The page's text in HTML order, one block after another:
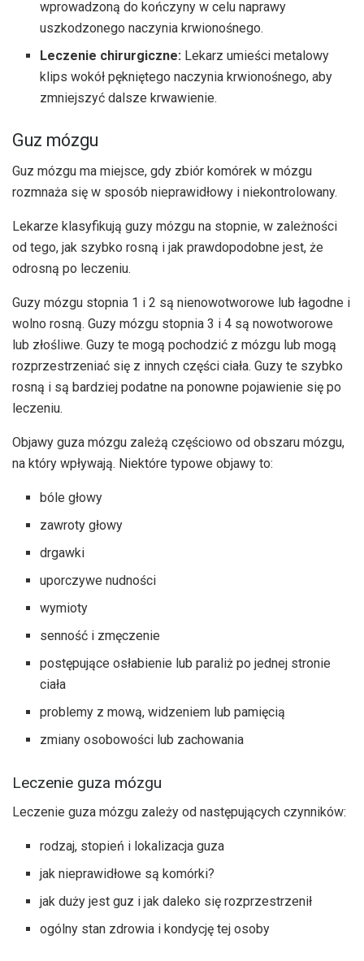
wprowadzoną do kończyny w celu naprawy
uszkodzonego naczynia krwionośnego.
Leczenie chirurgiczne: Lekarz umieści metalowy
klips wokół pękniętego naczynia krwionośnego, aby
zmniejszyć dalsze krwawienie.
Guz mózgu
Guz mózgu ma miejsce, gdy zbiór komórek w mózgu
rozmnaża się w sposób nieprawidłowy i niekontrolowany.
Lekarze klasyfikują guzy mózgu na stopnie, w zależności
od tego, jak szybko rosną i jak prawdopodobne jest, że
odrosną po leczeniu.
Guzy mózgu stopnia 1 i 2 są nienowotworowe lub łagodne i
wolno rosną. Guzy mózgu stopnia 3 i 4 są nowotworowe
lub złośliwe. Guzy te mogą pochodzić z mózgu lub mogą
rozprzestrzeniać się z innych części ciała. Guzy te szybko
rosną i są bardziej podatne na ponowne pojawienie się po
leczeniu.
Objawy guza mózgu zależą częściowo od obszaru mózgu,
na który wpływają. Niektóre typowe objawy to:
bóle głowy
zawroty głowy
drgawki
uporczywe nudności
wymioty
senność i zmęczenie
postępujące osłabienie lub paraliż po jednej stronie
ciała
problemy z mową, widzeniem lub pamięcią
zmiany osobowości lub zachowania
Leczenie guza mózgu
Leczenie guza mózgu zależy od następujących czynników:
rodzaj, stopień i lokalizacja guza
jak nieprawidłowe są komórki?
jak duży jest guz i jak daleko się rozprzestrzenił
ogólny stan zdrowia i kondycję tej osoby